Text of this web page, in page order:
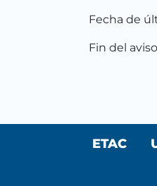
Fecha de
Fin del
ETAC